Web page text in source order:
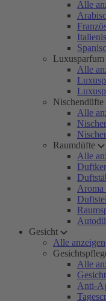
Alle
Luxusparfum
Alle
Nischendüfte
Alle
Raumdüfte
Alle
Gesicht
Alle anzeigen
Alle
Anti-